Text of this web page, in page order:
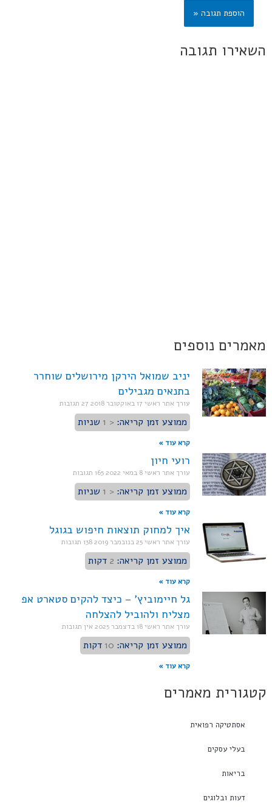
מאמרים נוספים
יניב שמואל הירקן מירושלים שוחרר
בתנאים מגבילים
עורך אתר ראשי 17 באוקטובר 2018 27 תגובות
ממוצע זמן קריאה: < 1 שניות
קרא עוד »
רועי חיון
עורך אתר ראשי8 במאי 2022 165 תגובות
ממוצע זמן קריאה: < 1 שניות
קרא עוד »
איך למחוק תוצאות חיפוש בגוגל
עורך אתר ראשי25 בנובמבר 2019 138 תגובות
ממוצע זמן קריאה: 2 דקות
קרא עוד »
גל חיימוביץ' – כיצד להקים סטארט אפ
מצליח ולהוביל להצלחה
עורך אתר ראשי18 בדצמבר 2025 אין תגובות
ממוצע זמן קריאה: 10 דקות
קרא עוד »
קטגורית מאמרים
אסתטיקה רפואית
בעלי עסקים
בריאות
דעות ובלוגים
השאירו תגובה